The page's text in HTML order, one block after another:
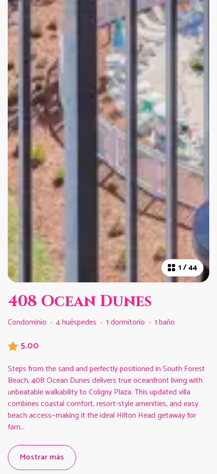
1/44
408 Ocean Dunes
Condominio · 4 huéspedes · 1 dormitorio · 1 baño
5.00
Steps from the sand and perfectly positioned in South Forest
Beach, 408 Ocean Dunes delivers true oceanfront living with
unbeatable walkability to Coligny Plaza. This updated villa
combines coastal comfort, resort-style amenities, and easy
beach access—making it the ideal Hilton Head getaway for
fam...
Mostrar más